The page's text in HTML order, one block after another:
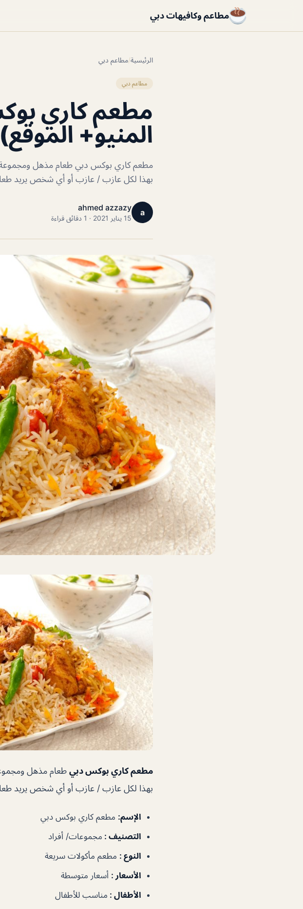
مطاعم وكافيهات دبي
الرئيسية/مطاعم دبي
مطاعم دبي
مطعم كاري
المنيو+ الموقع)
مطعم كاري بوكس دبي طعام مذهل ومجموعة
بهذا لكل عازب / عازب أو أي شخص يريد
a
ahmed azzazy
15 يناير 2021 · 1 دقائق قراءة
مطعم كاري بوكس دبي طعام مذهل
بهذا لكل عازب / عازب أو أي شخص يريد
الإسم: مطعم كاري بوكس دبي
التصنيف : مجموعات/ أفراد
النوع : مطعم مأكولات سريعة
الأسعار : أسعار متوسطة
الأطفال : مناسب للأطفال